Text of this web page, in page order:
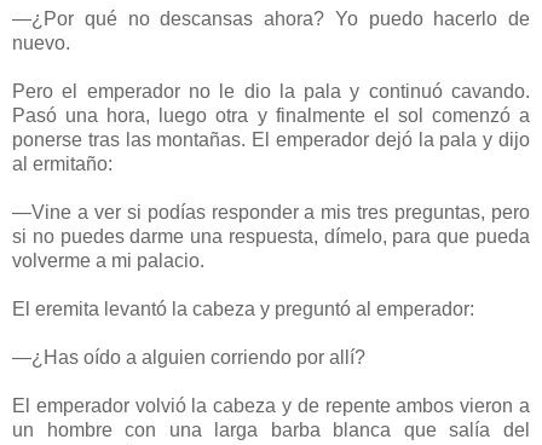
—¿Por qué no descansas ahora? Yo puedo hacerlo de
nuevo.
Pero el emperador no le dio la pala y continuó cavando.
Pasó una hora, luego otra y finalmente el sol comenzó a
ponerse tras las montañas. El emperador dejó la pala y dijo
al ermitaño:
—Vine a ver si podías responder a mis tres preguntas, pero
si no puedes darme una respuesta, dímelo, para que pueda
volverme a mi palacio.
El eremita levantó la cabeza y preguntó al emperador:
—¿Has oído a alguien corriendo por allí?
El emperador volvió la cabeza y de repente ambos vieron a
un hombre con una larga barba blanca que salía del